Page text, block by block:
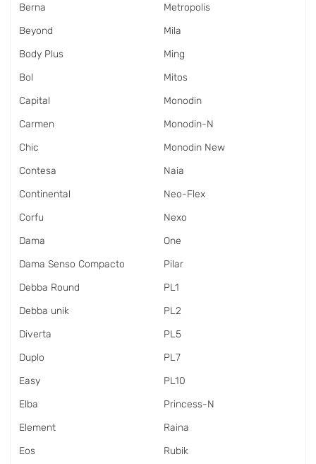
Berna
Beyond
Body Plus
Bol
Capital
Carmen
Chic
Contesa
Continental
Corfu
Dama
Dama Senso Compacto
Debba Round
Debba unik
Diverta
Duplo
Easy
Elba
Element
Eos
Metropolis
Mila
Ming
Mitos
Monodin
Monodin-N
Monodin New
Naia
Neo-Flex
Nexo
One
Pilar
PL1
PL2
PL5
PL7
PL10
Princess-N
Raina
Rubik